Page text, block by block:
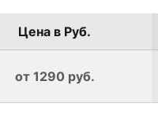
Цена в Руб.
от 1290 руб.